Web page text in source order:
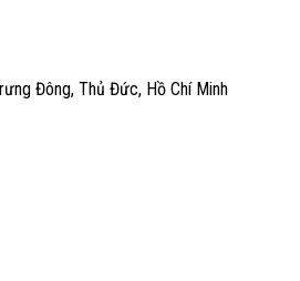
Đông, Thủ Đức, Hồ Chí Minh